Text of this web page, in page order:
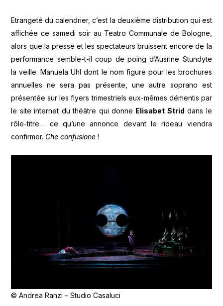
Etrangeté du calendrier, c’est la deuxième distribution qui est
affichée ce samedi soir au Teatro Communale de Bologne,
alors que la presse et les spectateurs bruissent encore de la
performance semble-t-il coup de poing d’Ausrine Stundyte
la veille. Manuela Uhl dont le nom figure pour les brochures
annuelles ne sera pas présente, une autre soprano est
présentée sur les flyers trimestriels eux-mêmes démentis par
le site internet du théâtre qui donne Elisabet Strid dans le
rôle-titre… ce qu’une annonce devant le rideau viendra
confirmer. Che confusione!
© Andrea Ranzi – Studio Casaluci